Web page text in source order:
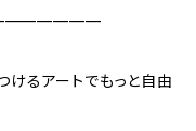
けるアートでもっと自由